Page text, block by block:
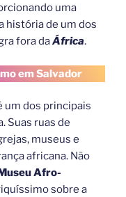
uma
história de um dos
fora daÁfrica.
em Salvador
um dos principais
Suas ruas de
museus e
africana. Não
Museu Afro-
sobre a